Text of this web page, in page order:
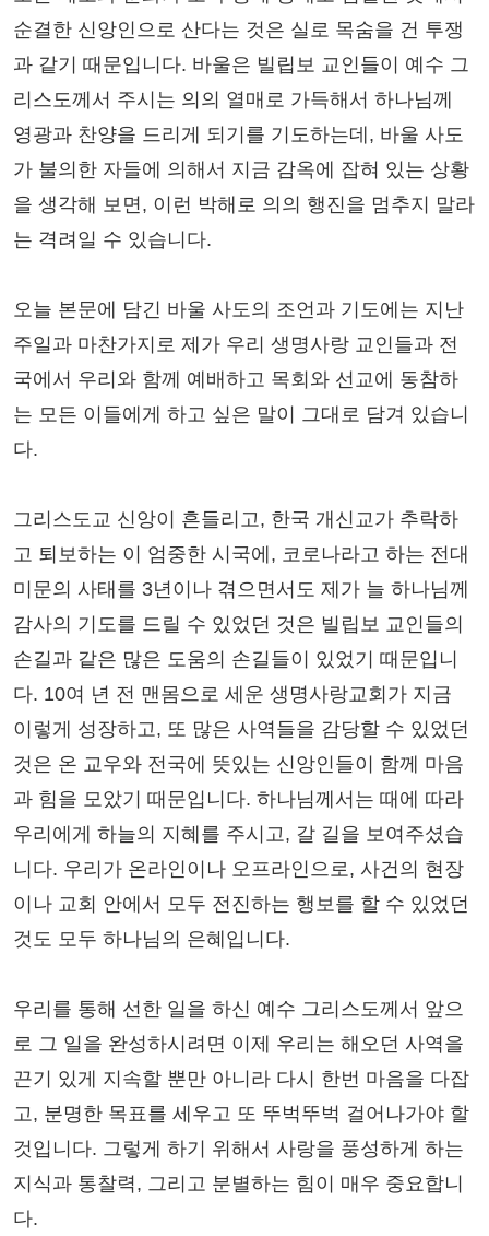
순결한 신앙인으로 산다는 것은 실로 목숨을 건 투쟁
과 같기 때문입니다. 바울은 빌립보 교인들이 예수 그
리스도께서 주시는 의의 열매로 가득해서 하나님께
영광과 찬양을 드리게 되기를 기도하는데, 바울 사도
가 불의한 자들에 의해서 지금 감옥에 잡혀 있는 상황
을 생각해 보면, 이런 박해로 의의 행진을 멈추지 말라
는 격려일 수 있습니다.
오늘 본문에 담긴 바울 사도의 조언과 기도에는 지난
주일과 마찬가지로 제가 우리 생명사랑 교인들과 전
국에서 우리와 함께 예배하고 목회와 선교에 동참하
는 모든 이들에게 하고 싶은 말이 그대로 담겨 있습니
다.
그리스도교 신앙이 흔들리고, 한국 개신교가 추락하
고 퇴보하는 이 엄중한 시국에, 코로나라고 하는 전대
미문의 사태를 3년이나 겪으면서도 제가 늘 하나님께
감사의 기도를 드릴 수 있었던 것은 빌립보 교인들의
손길과 같은 많은 도움의 손길들이 있었기 때문입니
다. 10여 년 전 맨몸으로 세운 생명사랑교회가 지금
이렇게 성장하고, 또 많은 사역들을 감당할 수 있었던
것은 온 교우와 전국에 뜻있는 신앙인들이 함께 마음
과 힘을 모았기 때문입니다. 하나님께서는 때에 따라
우리에게 하늘의 지혜를 주시고, 갈 길을 보여주셨습
니다. 우리가 온라인이나 오프라인으로, 사건의 현장
이나 교회 안에서 모두 전진하는 행보를 할 수 있었던
것도 모두 하나님의 은혜입니다.
우리를 통해 선한 일을 하신 예수 그리스도께서 앞으
로 그 일을 완성하시려면 이제 우리는 해오던 사역을
끈기 있게 지속할 뿐만 아니라 다시 한번 마음을 다잡
고, 분명한 목표를 세우고 또 뚜벅뚜벅 걸어나가야 할
것입니다. 그렇게 하기 위해서 사랑을 풍성하게 하는
지식과 통찰력, 그리고 분별하는 힘이 매우 중요합니
다.